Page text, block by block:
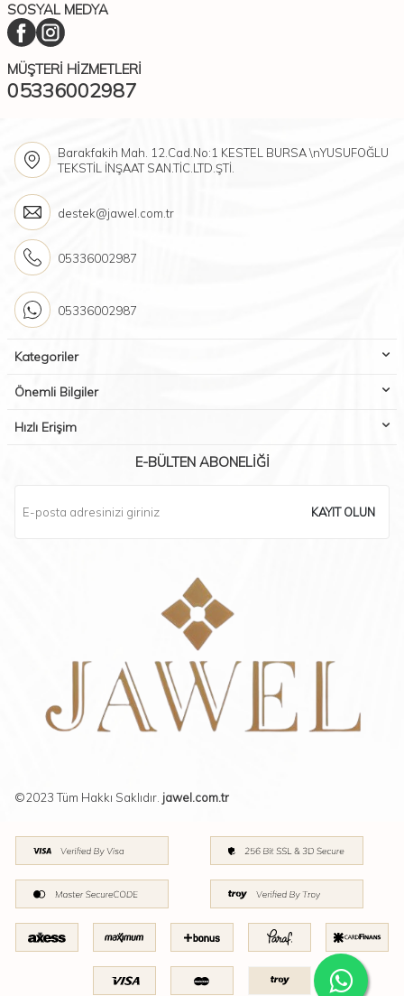
SOSYAL MEDYA
MÜŞTERI HIZMETLERI
05336002987
Barakfakih Mah. 12.Cad.No:1 KESTEL BURSA \nYUSUFOĞLU
TEKSTİL İNŞAAT SAN.TİC.LTD.ŞTİ.
destek@jawel.com.tr
05336002987
05336002987
Kategoriler
Önemli Bilgiler
Hızlı Erişim
E-BÜLTEN ABONELIĞI
KAYIT OLUN
©2023 Tüm Hakkı Saklıdır. jawel.com.tr